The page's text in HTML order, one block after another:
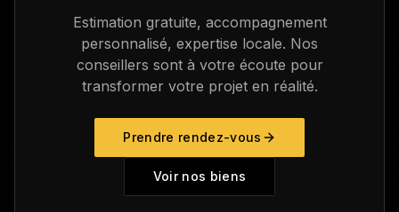
Estimation gratuite, accompagnement
personnalisé, expertise locale. Nos
conseillers sont à votre écoute pour
transformer votre projet en réalité.
Prendre rendez-vous
Voir nos biens